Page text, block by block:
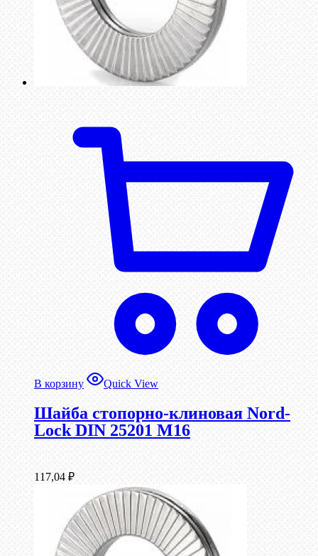
В корзину Quick View
Шайба стопорно-клиновая Nord-
Lock DIN 25201 М16
117,04 ₽